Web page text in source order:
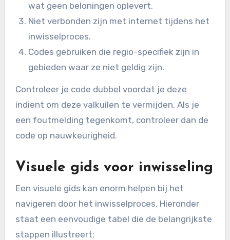
wat geen beloningen oplevert.
Niet verbonden zijn met internet tijdens het
inwisselproces.
Codes gebruiken die regio-specifiek zijn in
gebieden waar ze niet geldig zijn.
Controleer je code dubbel voordat je deze
indient om deze valkuilen te vermijden. Als je
een foutmelding tegenkomt, controleer dan de
code op nauwkeurigheid.
Visuele gids voor inwisseling
Een visuele gids kan enorm helpen bij het
navigeren door het inwisselproces. Hieronder
staat een eenvoudige tabel die de belangrijkste
stappen illustreert: